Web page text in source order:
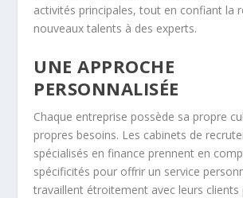
activités principales, tout en confiant la
nouveaux talents à des experts.
UNE APPROCHE
PERSONNALISÉE
Chaque entreprise possède sa propre
propres besoins. Les cabinets de
spécialisés en finance prennent en
spécificités pour offrir un service
travaillent étroitement avec leurs clients